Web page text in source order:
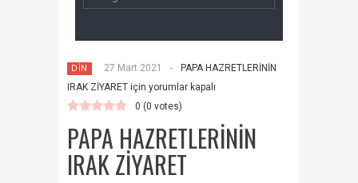
DİN 27 Mart 2021 -
PAPA HAZRETLERİNİN
IRAK ZİYARET için yorumlar kapalı
0 (0 votes)
PAPA HAZRETLERİNİN
IRAK ZİYARET